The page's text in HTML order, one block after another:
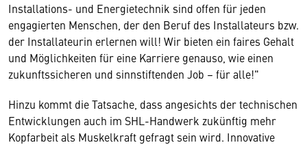
Installations- und Energietechnik sind offen für jeden
engagierten Menschen, der den Beruf des Installateurs bzw.
der Installateurin erlernen will! Wir bieten ein faires Gehalt
und Möglichkeiten für eine Karriere genauso, wie einen
zukunftssicheren und sinnstiftenden Job – für alle!"
Hinzu kommt die Tatsache, dass angesichts der technischen
Entwicklungen auch im SHL-Handwerk zukünftig mehr
Kopfarbeit als Muskelkraft gefragt sein wird. Innovative